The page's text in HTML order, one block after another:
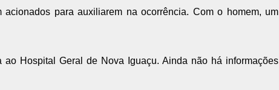
acionados para auxiliarem na ocorrência. Com o homem, um
Hospital Geral de Nova Iguaçu. Ainda não há informações